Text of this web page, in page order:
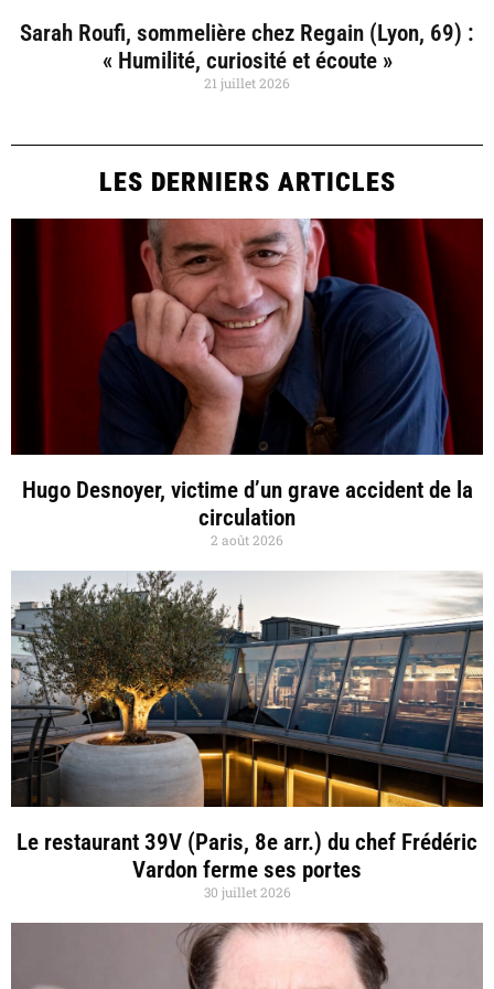
Sarah Roufi, sommelière chez Regain (Lyon, 69) :
« Humilité, curiosité et écoute »
21 juillet 2026
LES DERNIERS ARTICLES
Hugo Desnoyer, victime d’un grave accident de la
circulation
2 août 2026
Le restaurant 39V (Paris, 8e arr.) du chef Frédéric
Vardon ferme ses portes
30 juillet 2026